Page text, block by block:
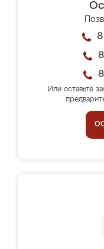
Или оставьте